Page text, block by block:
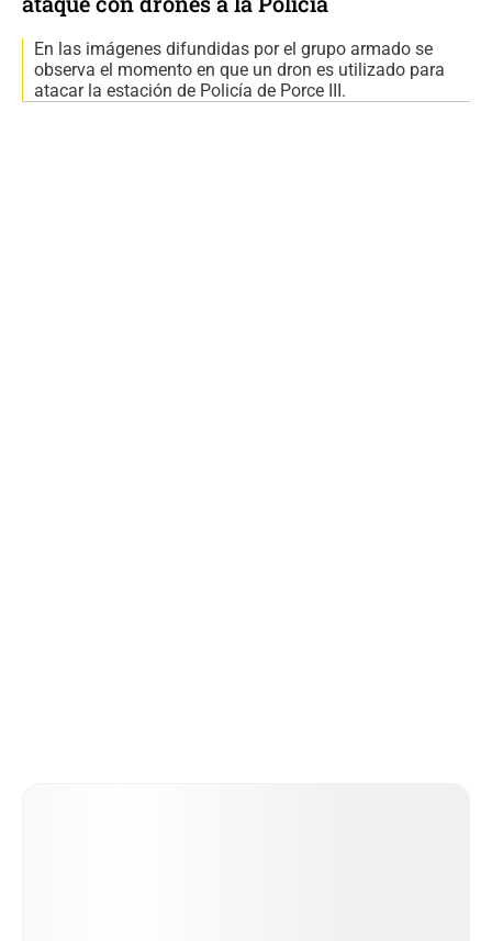
En las imágenes difundidas por el grupo armado se
observa el momento en que un dron es utilizado para
atacar la estación de Policía de Porce III.